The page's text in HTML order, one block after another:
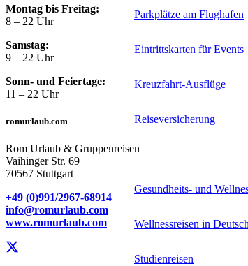
Parkplätze am Flughafen
Eintrittskarten für Events
Kreuzfahrt-Ausflüge
Reiseversicherung
Spezialreiseveranstalter
Gesundheits- und
Wellnessreisen in
Studienreisen
Montag bis Freitag:
8 – 22 Uhr
Samstag:
9 – 22 Uhr
Sonn- und Feiertage:
11 – 22 Uhr
romurlaub.com
Rom Urlaub & Gruppenreisen
Vaihinger Str. 69
70567 Stuttgart
+49 (0)991/2967-68914
info@romurlaub.com
www.romurlaub.com